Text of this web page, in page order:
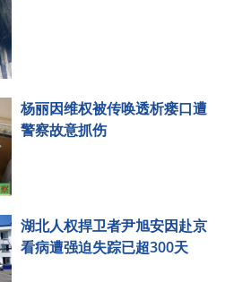
杨丽因维权被传唤透析瘘口遭
警察故意抓伤
湖北人权捍卫者尹旭安因赴京
看病遭强迫失踪已超300天